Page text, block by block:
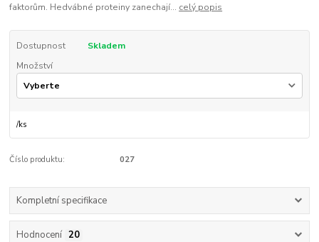
faktorům. Hedvábné proteiny zanechají... celý popis
Dostupnost
Skladem
Množství
/ks
Číslo produktu: 027
Kompletní specifikace
Hodnocení 20